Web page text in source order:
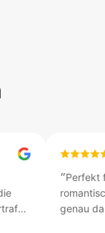
״Perfekt
genau